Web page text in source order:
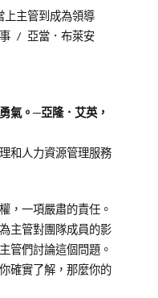
主管到成為領導
事 / 亞當．布萊安
氣。 ─亞隆．艾英，
和人力資源管理服務
，一項嚴肅的責任。
主管對團隊成員的影
管們討論這個問題。
確實了解，那麼你的